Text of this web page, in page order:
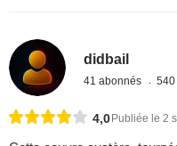
didbail
41 abonnés
4,0Publiée le 2